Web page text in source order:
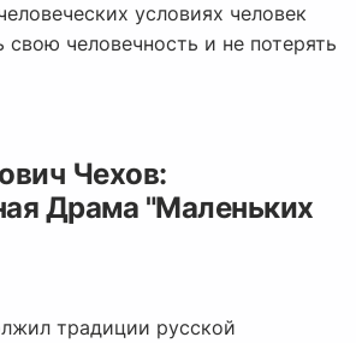
условиях человек
человечность и не потерять
Чехов:
Драма "Маленьких
традиции русской